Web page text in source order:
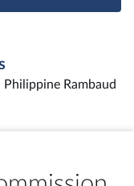
Philippine Rambaud